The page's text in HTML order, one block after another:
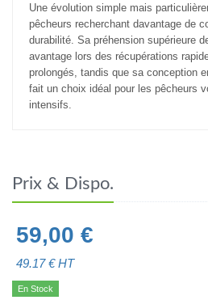
Une évolution simple mais
pêcheurs recherchant davantage de
durabilité. Sa préhension supérieure
avantage lors des récupérations
prolongés, tandis que sa conception
fait un choix idéal pour les pêcheurs
intensifs.
Prix & Dispo.
59,00 €
49.17€ HT
En Stock